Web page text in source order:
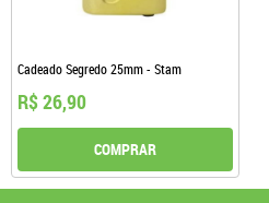
Cadeado Segredo 25mm - Stam
R$ 26,90
COMPRAR